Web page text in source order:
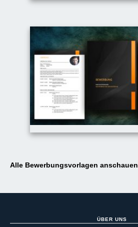
Alle Bewerbungsvorlagen anschauen
ÜBER UNS